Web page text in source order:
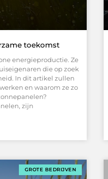
toekomst
energieproductie. Ze
die op zoek
In dit artikel zullen
en waarom ze zo
zijn
GROTE BEDRIJVEN